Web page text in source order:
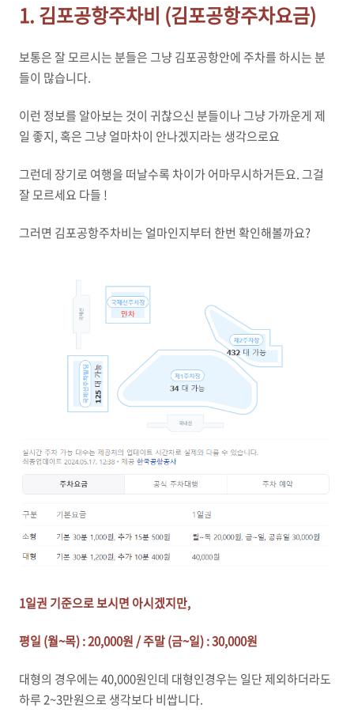
1. 김포공항주차비 (김포공항주차요금)
보통은 잘 모르시는 분들은 그냥 김포공항안에 주차를 하시는 분
들이 많습니다.
이런 정보를 알아보는 것이 귀찮으신 분들이나 그냥 가까운게 제
일 좋지, 혹은 그냥 얼마차이 안나겠지라는 생각으로요
그런데 장기로 여행을 떠날수록 차이가 어마무시하거든요. 그걸
잘 모르세요 다들 !
그러면 김포공항주차비는 얼마인지부터 한번 확인해볼까요?
1일권 기준으로 보시면 아시겠지만,
평일 (월~목) : 20,000원 / 주말 (금~일) : 30,000원
대형의 경우에는 40,000원인데 대형인경우는 일단 제외하더라도
하루 2~3만원으로 생각보다 비쌉니다.